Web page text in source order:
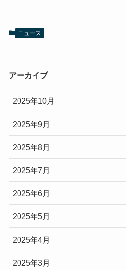
ニュース
アーカイブ
2025年10月
2025年9月
2025年8月
2025年7月
2025年6月
2025年5月
2025年4月
2025年3月